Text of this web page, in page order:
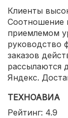
Клиенты
Соотношение
приемлемом
руководство
заказов
рассылаются
Яндекс.
ТЕХНОАВИА
Рейтинг: 4.9